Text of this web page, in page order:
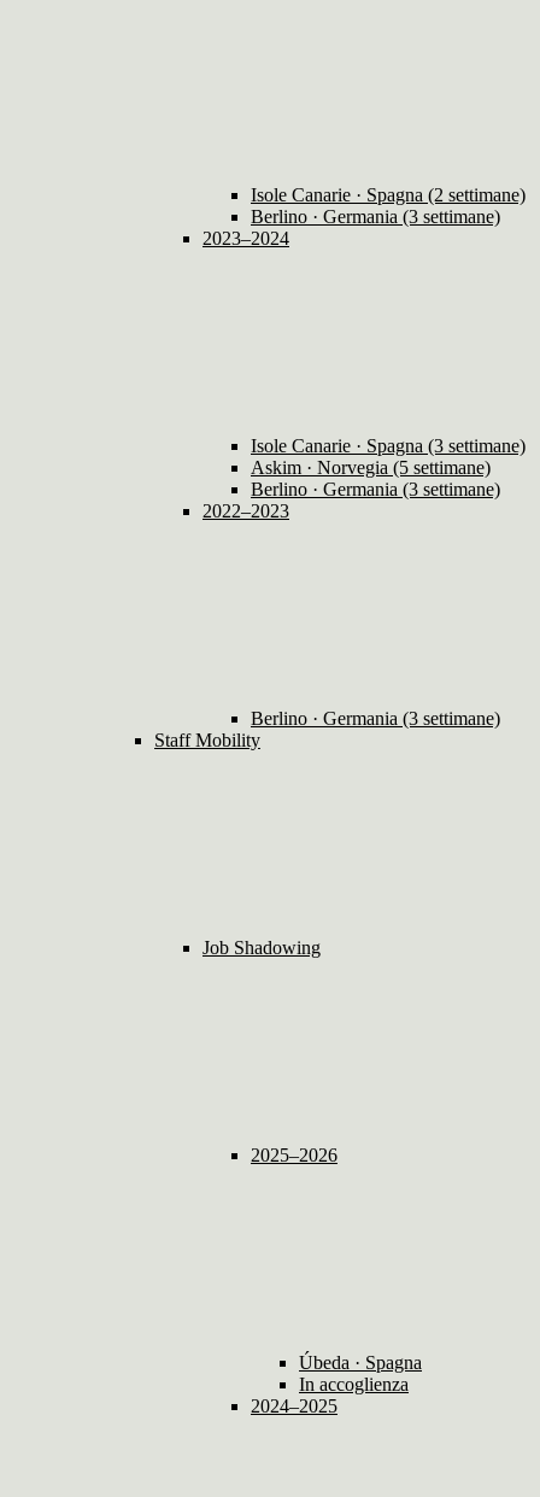
Isole Canarie · Spagna (2 settimane)
Berlino · Germania (3 settimane)
2023–2024
Isole Canarie · Spagna (3 settimane)
Askim · Norvegia (5 settimane)
Berlino · Germania (3 settimane)
2022–2023
Berlino · Germania (3 settimane)
Staff Mobility
Job Shadowing
2025–2026
Úbeda · Spagna
In accoglienza
2024–2025